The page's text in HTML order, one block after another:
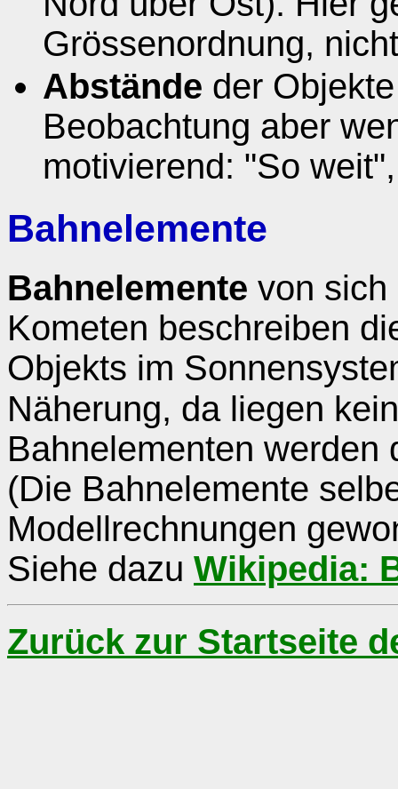
Grössenordnung,
Abstände der
Beobachtung aber
motivierend: "So
Bahnelemente
Bahnelemente von sich
Kometen beschreiben
Objekts im
Näherung, da liegen
Bahnelementen werden
(Die Bahnelemente
Modellrechnungen
Siehe dazu Wikipedia:
Zurück zur Startseite